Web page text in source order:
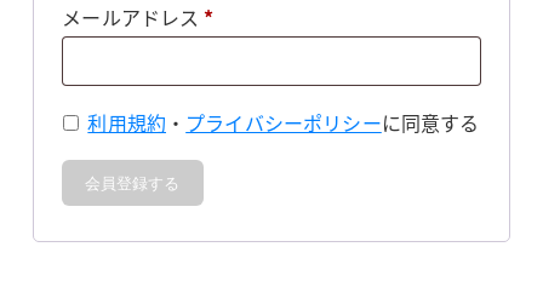
メールアドレス *必
利用規約 ・ プライバシーポリシーに同意する
会員登録する